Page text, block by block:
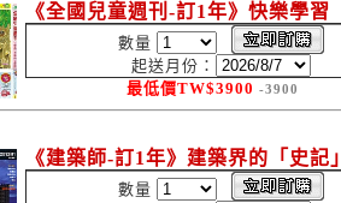
《全國兒童週刊-訂1年》快樂學習
數量
起送月份：
最低價TW$3900 -3900
《建築師-訂1年》建築界的「史記」
數量